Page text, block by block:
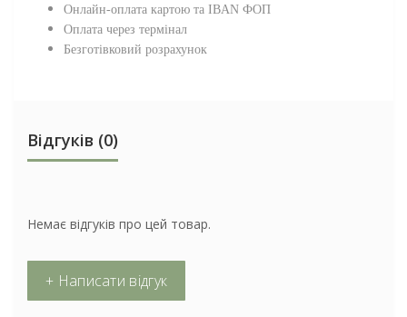
Онлайн-оплата картою та IBAN ФОП
Оплата через термінал
Безготівковий розрахунок
Відгуків (0)
Немає відгуків про цей товар.
+ Написати відгук